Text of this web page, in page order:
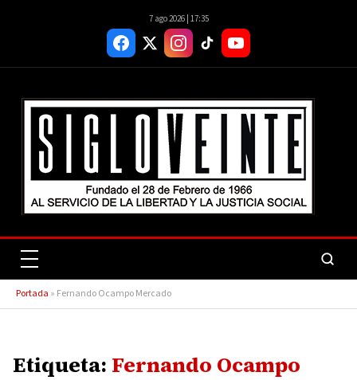
7 ago 2026 | 17:35
Portada » Fernando Ocampo Mercado
Etiqueta: Fernando Ocampo